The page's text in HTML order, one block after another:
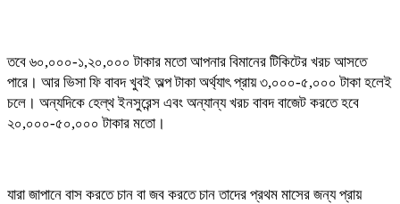
তবে ৬০,০০০-১,২০,০০০ টাকার মতো আপনার বিমানের টিকিটের খরচ আসতে
পারে। আর ভিসা ফি বাবদ খুবই অল্প টাকা অর্থ্যাৎ প্রায় ৩,০০০-৫,০০০ টাকা হলেই
চলে। অন্যদিকে হেল্থ ইনসুরেন্স এবং অন্যান্য খরচ বাবদ বাজেট করতে হবে
২০,০০০-৫০,০০০ টাকার মতো।
যারা জাপানে বাস করতে চান বা জব করতে চান তাদের প্রথম মাসের জন্য প্রায়